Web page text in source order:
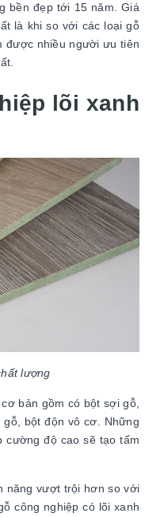
bền đẹp tới 15 năm. Giá
là khi so với các loại gỗ
được nhiều người ưu tiên
lõi xanh
lượng
bản gồm có bột sợi gỗ,
bột độn vô cơ. Những
cường độ cao sẽ tạo tấm
năng vượt trội hơn so với
công nghiệp có lõi xanh